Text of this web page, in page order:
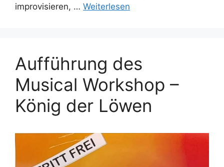
improvisieren, … Weiterlesen
Aufführung des
Musical Workshop –
König der Löwen